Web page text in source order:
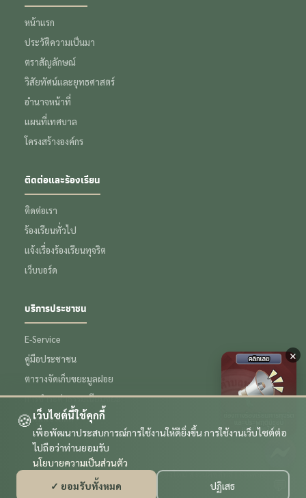
🍪 เว็บไซต์นี้ใช้คุกกี้
เพื่อพัฒนาประสบการณ์การใช้งานให้ดียิ่งขึ้น การใช้งานเว็บไซต์ต่อ
ไปถือว่าท่านยอมรับ
นโยบายความเป็นส่วนตัว
✓ ยอมรับทั้งหมด
ปฏิเสธ
หน้าแรก
ประวัติความเป็นมา
ตราสัญลักษณ์
วิสัยทัศน์และยุทธศาสตร์
อำนาจหน้าที่
แผนที่เทศบาล
โครงสร้างองค์กร
ติดต่อและร้องเรียน
ติดต่อเรา
ร้องเรียนทั่วไป
แจ้งเรื่องร้องเรียนทุจริต
เว็บบอร์ด
บริการประชาชน
E-Service
คู่มือประชาชน
ตารางจัดเก็บขยะมูลฝอย
การชำระค่าธรรมเนียมขยะ
ข้อมูลเชิงสถิติ
© 2569 เทศบาลตำบลหนองหอย จังหวัดเชียงใหม่ สงวนลิขสิทธิ์ | Powered by
รับทำเว็บไซต์ เชียงใหม่
×